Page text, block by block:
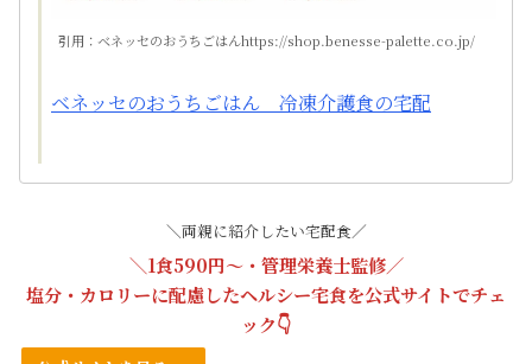
引用：ベネッセのおうちごはんhttps://shop.benesse-palette.co.jp/
ベネッセのおうちごはん 冷凍介護食の宅配
＼両親に紹介したい宅配食／
＼1食590円〜・管理栄養士監修／
塩分・カロリーに配慮したヘルシー宅食を公式サイトでチェ
ック👇